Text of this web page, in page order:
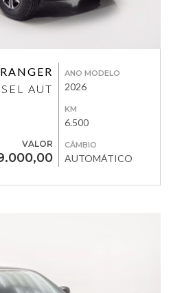
AUT
VALOR
ANO MODELO
2026
KM
6.500
CÂMBIO
AUTOMÁTICO